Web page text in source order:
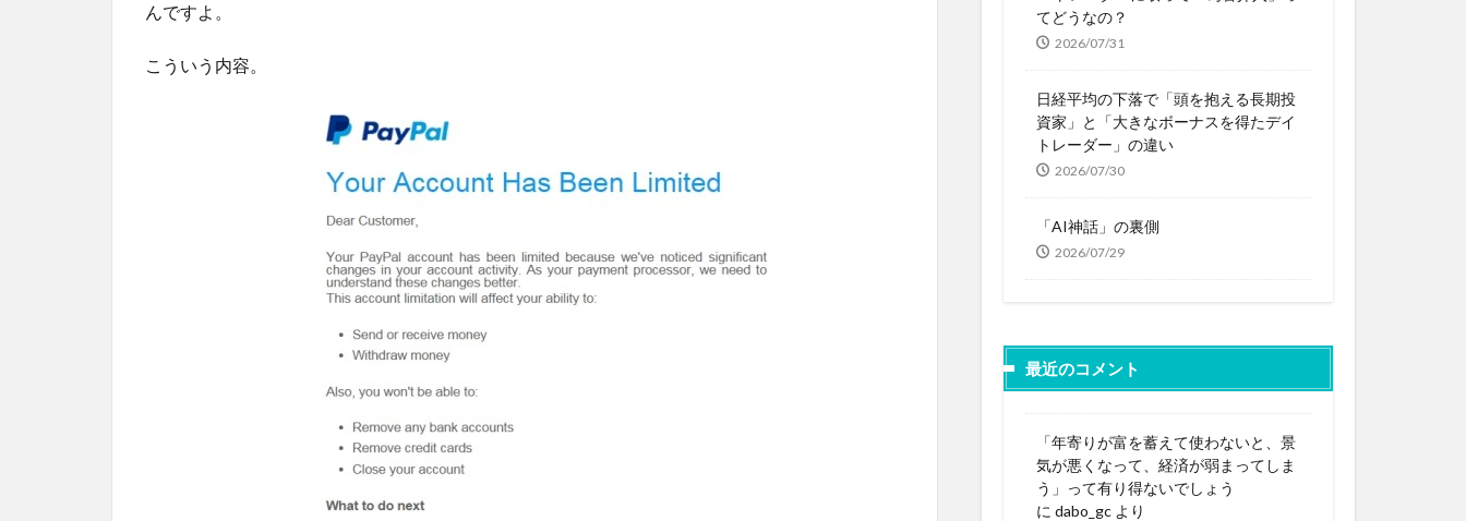
んですよ。
こういう内容。
てどうなの？
2026/07/31
日経平均の下落で「頭を抱える長期投
資家」と「大きなボーナスを得たデイ
トレーダー」の違い
2026/07/30
「AI神話」の裏側
2026/07/29
最近のコメント
「年寄りが富を蓄えて使わないと、景
気が悪くなって、経済が弱まってしま
う」って有り得ないでしょう
に dabo_gc より